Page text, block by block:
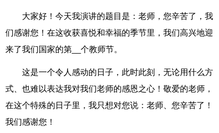
大家好！今天我演讲的题目是：老师，您辛苦了，我
们感谢您！在这收获喜悦和幸福的季节里，我们高兴地迎
来了我们国家的第__个教师节。
这是一个令人感动的日子，此时此刻，无论用什么方
式、也难以表达我对我们老师的感恩之心！敬爱的老师，
在这个特殊的日子里，我只想对您说：老师、您辛苦了！
我们感谢您！